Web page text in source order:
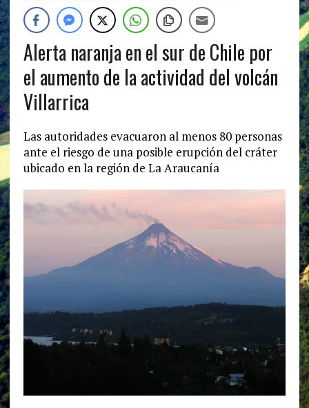
Alerta naranja en el sur de Chile por
el aumento de la actividad del volcán
Villarrica
Las autoridades evacuaron al menos 80 personas
ante el riesgo de una posible erupción del cráter
ubicado en la región de La Araucanía